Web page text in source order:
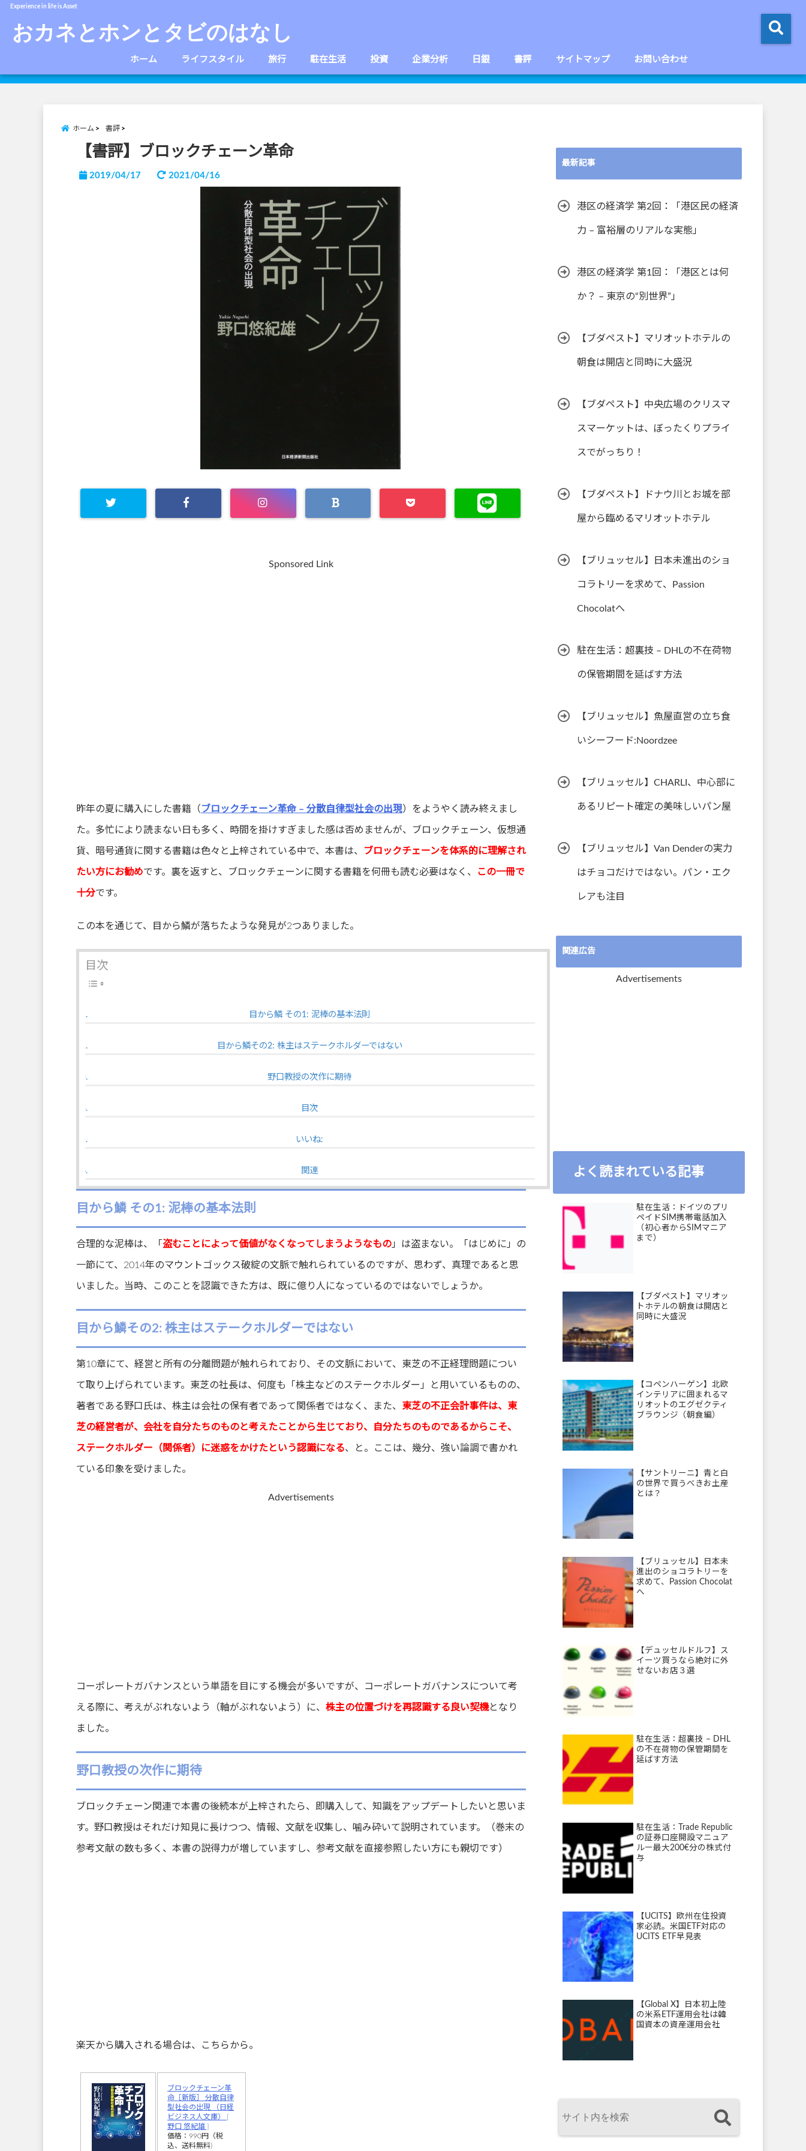
Experience in life is Asset
おカネとホンとタビのはなし
ホーム ライフスタイル 旅行 駐在生活 投資 企業分析 日銀 書評 サイトマップ お問い合わせ
ホーム 書評
【書評】ブロックチェーン革命
2019/04/17 2021/04/16
Sponsored Link
昨年の夏に購入にした書籍（ ブロックチェーン革命 – 分散自律型社会の出現）をようやく読み終えまし
た。多忙により読まない日も多く、時間を掛けすぎました感は否めませんが、ブロックチェーン、仮想通
貨、暗号通貨に関する書籍は色々と上梓されている中で、本書は、 ブロックチェーンを体系的に理解され
たい方にお勧めです。裏を返すと、ブロックチェーンに関する書籍を何冊も読む必要はなく、 この一冊で
十分です。
この本を通じて、目から鱗が落ちたような発見が2つありました。
目次
目から鱗 その1: 泥棒の基本法則
目から鱗その2: 株主はステークホルダーではない
野口教授の次作に期待
目次
いいね:
関連
目から鱗 その1: 泥棒の基本法則
合理的な泥棒は、「 盗むことによって価値がなくなってしまうようなもの 」は盗まない。「はじめに」の
一節にて、2014年のマウントゴックス破綻の文脈で触れられているのですが、思わず、真理であると思
いました。当時、このことを認識できた方は、既に億り人になっているのではないでしょうか。
目から鱗その2: 株主はステークホルダーではない
第10章にて、経営と所有の分離問題が触れられており、その文脈において、東芝の不正経理問題につい
て取り上げられています。東芝の社長は、何度も「株主などのステークホルダー」と用いているものの、
著者である野口氏は、株主は会社の保有者であって関係者ではなく、また、 東芝の不正会計事件は、東
芝の経営者が、会社を自分たちのものと考えたことから生じており、自分たちのものであるからこそ、
ステークホルダー（関係者）に迷惑をかけたという認識になる、と。ここは、幾分、強い論調で書かれ
ている印象を受けました。
Advertisements
コーポレートガバナンスという単語を目にする機会が多いですが、コーポレートガバナンスについて考
える際に、考えがぶれないよう（軸がぶれないよう）に、 株主の位置づけを再認識する良い契機となり
ました。
野口教授の次作に期待
ブロックチェーン関連で本書の後続本が上梓されたら、即購入して、知識をアップデートしたいと思いま
す。野口教授はそれだけ知見に長けつつ、情報、文献を収集し、噛み砕いて説明されています。（巻末の
参考文献の数も多く、本書の説得力が増していますし、参考文献を直接参照したい方にも親切です）
楽天から購入される場合は、こちらから。
ブロックチェーン革
命［新版］ 分散自律
型社会の出現 （日経
ビジネス人文庫） [
野口 悠紀雄 ]
価格：990円（税
込、送料無料)
最新記事
港区の経済学 第2回：「港区民の経済
力 – 富裕層のリアルな実態」
港区の経済学 第1回：「港区とは何
か？ – 東京の“別世界”」
【ブダペスト】マリオットホテルの
朝食は開店と同時に大盛況
【ブダペスト】中央広場のクリスマ
スマーケットは、ぼったくりプライ
スでがっちり！
【ブダペスト】ドナウ川とお城を部
屋から臨めるマリオットホテル
【ブリュッセル】日本未進出のショ
コラトリーを求めて、Passion
Chocolatへ
駐在生活：超裏技 – DHLの不在荷物
の保管期間を延ばす方法
【ブリュッセル】魚屋直営の立ち食
いシーフード:Noordzee
【ブリュッセル】CHARLI、中心部に
あるリピート確定の美味しいパン屋
【ブリュッセル】Van Denderの実力
はチョコだけではない。パン・エク
レアも注目
関連広告
Advertisements
よく読まれている記事
駐在生活：ドイツのプリ
ペイドSIM携帯電話加入
（初心者からSIMマニア
まで）
【ブダペスト】マリオッ
トホテルの朝食は開店と
同時に大盛況
【コペンハーゲン】北欧
インテリアに囲まれるマ
リオットのエグゼクティ
ブラウンジ（朝食編）
【サントリーニ】青と白
の世界で買うべきお土産
とは？
【ブリュッセル】日本未
進出のショコラトリーを
求めて、Passion Chocolat
へ
【デュッセルドルフ】ス
イーツ買うなら絶対に外
せないお店３選
駐在生活：超裏技 – DHL
の不在荷物の保管期間を
延ばす方法
駐在生活：Trade Republic
の証券口座開設マニュア
ルー最大200€分の株式付
与
【UCITS】欧州在住投資
家必読。米国ETF対応の
UCITS ETF早見表
【Global X】日本初上陸
の米系ETF運用会社は韓
国資本の資産運用会社